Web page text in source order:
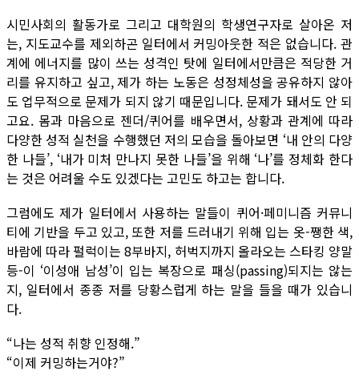
시민사회의 활동가로 그리고 대학원의 학생연구자로 살아온 저
는, 지도교수를 제외하곤 일터에서 커밍아웃한 적은 없습니다. 관
계에 에너지를 많이 쓰는 성격인 탓에 일터에서만큼은 적당한 거
리를 유지하고 싶고, 제가 하는 노동은 성정체성을 공유하지 않아
도 업무적으로 문제가 되지 않기 때문입니다. 문제가 돼서도 안 되
고요. 몸과 마음으로 젠더/퀴어를 배우면서, 상황과 관계에 따라
다양한 성적 실천을 수행했던 저의 모습을 돌아보면 ‘내 안의 다양
한 나들’, ‘내가 미처 만나지 못한 나들’을 위해 ‘나’를 정체화 한다
는 것은 어려울 수도 있겠다는 고민도 하고는 합니다.
그럼에도 제가 일터에서 사용하는 말들이 퀴어·페미니즘 커뮤니
티에 기반을 두고 있고, 또한 저를 드러내기 위해 입는 옷-쨍한 색,
바람에 따라 펄럭이는 8부바지, 허벅지까지 올라오는 스타킹 양말
등-이 ‘이성애 남성’이 입는 복장으로 패싱(passing)되지는 않는
지, 일터에서 종종 저를 당황스럽게 하는 말을 들을 때가 있습니
다.
“나는 성적 취향 인정해.”
“이제 커밍하는거야?”